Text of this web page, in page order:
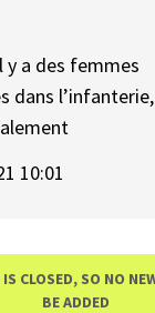
y a des femmes
dans
10:01
CLOSED, SO NO
BE ADDED